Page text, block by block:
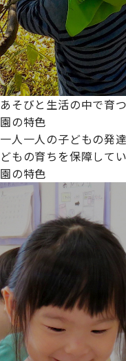
あそびと生活の中で育つ
園の特色
一人一人の子どもの発
どもの育ちを保障してい
園の特色